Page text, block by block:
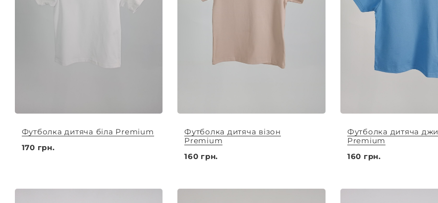
Футболка дитяча біла Premium
170 грн.
Футболка дитяча візон
Premium
160 грн.
Футболка дитяча
Premium
160 грн.